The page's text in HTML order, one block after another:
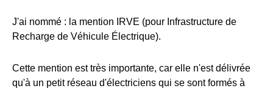
J'ai nommé : la mention IRVE (pour Infrastructure de
Recharge de Véhicule Électrique).
Cette mention est très importante, car elle n'est délivrée
qu'à un petit réseau d'électriciens qui se sont formés à